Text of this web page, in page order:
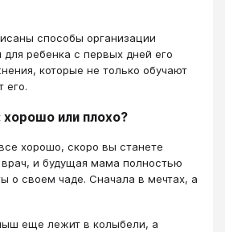
способы организации
ребенка с первых дней его
которые не только обучают
его.
хорошо или плохо?
хорошо, скоро вы станете
и будущая мама полностью
о своем чаде. Сначала в мечтах, а
еще лежит в колыбели, а